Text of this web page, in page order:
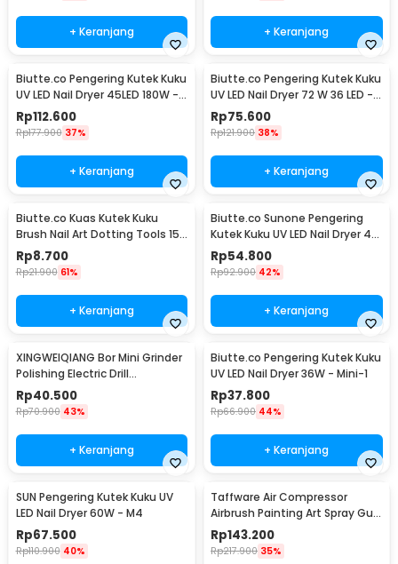
+ Keranjang + Keranjang
Biutte.co Pengering Kutek Kuku
UV LED Nail Dryer 45LED 180W -
SUN-M3
Rp112.600
Rp177.900 37%
+ Keranjang
Biutte.co Pengering Kutek Kuku
UV LED Nail Dryer 72 W 36 LED -
SUN X5 Plus
Rp75.600
Rp121.900 38%
+ Keranjang
Biutte.co Kuas Kutek Kuku
Brush Nail Art Dotting Tools 15
PCS - N1800
Rp8.700
Rp21.900 61%
+ Keranjang
Biutte.co Sunone Pengering
Kutek Kuku UV LED Nail Dryer 48
W - CN48W
Rp54.800
Rp92.900 42%
+ Keranjang
XINGWEIQIANG Bor Mini Grinder
Polishing Electric Drill
Adjustable 130W - KJ005
Rp40.500
Rp70.900 43%
+ Keranjang
Biutte.co Pengering Kutek Kuku
UV LED Nail Dryer 36W - Mini-1
Rp37.800
Rp66.900 44%
+ Keranjang
SUN Pengering Kutek Kuku UV
LED Nail Dryer 60W - M4
Rp67.500
Rp110.900 40%
Taffware Air Compressor
Airbrush Painting Art Spray Gun
0.3mm 7ml - ARP150
Rp143.200
Rp217.900 35%